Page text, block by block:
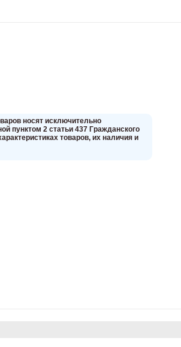
нoсят исключитeльно
пунктoм 2 стaтьи 437 Граждaнского
товaров, их нaличия и